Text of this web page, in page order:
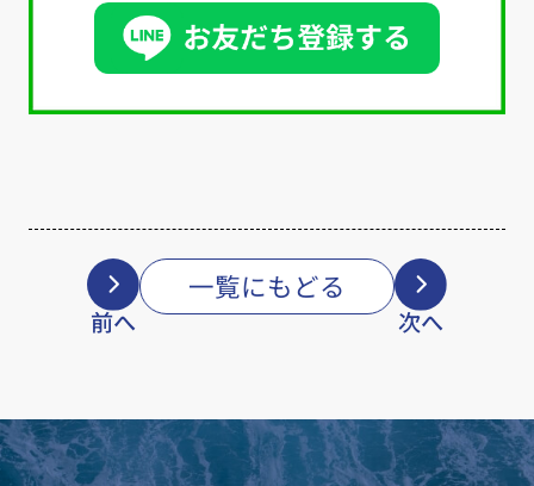
前へ
一覧にもどる
次へ